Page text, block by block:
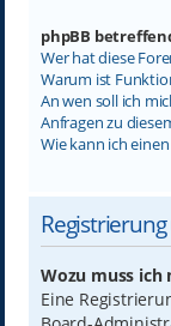
phpBB
Wer hat diese
Warum ist
An wen soll ich
Anfragen zu
Wie kann ich
Wozu muss ich
Eine